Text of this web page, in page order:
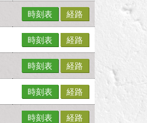
時刻表 経路
時刻表 経路
時刻表 経路
時刻表 経路
時刻表 経路